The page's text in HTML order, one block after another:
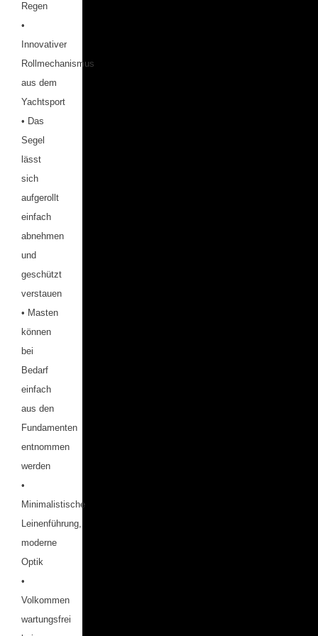
Regen
•
Innovativer
Rollmechanismus
aus dem
Yachtsport
• Das
Segel
lässt
sich
aufgerollt
einfach
abnehmen
und
geschützt
verstauen
• Masten
können
bei
Bedarf
einfach
aus den
Fundamenten
entnommen
werden
•
Minimalistische
Leinenführung,
moderne
Optik
•
Volkommen
wartungsfrei